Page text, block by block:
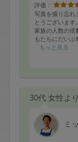
評価：
写真を撮り忘れ
とうございま
家族の人数の倍
もたちにだい
くお願いします！
もっと見る
30代 女性より
ミ